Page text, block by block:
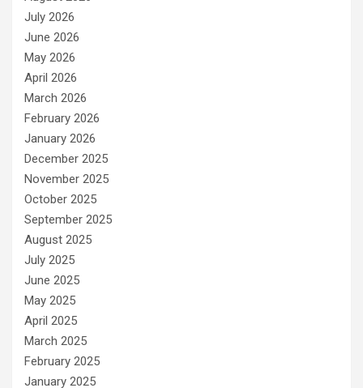
July 2026
June 2026
May 2026
April 2026
March 2026
February 2026
January 2026
December 2025
November 2025
October 2025
September 2025
August 2025
July 2025
June 2025
May 2025
April 2025
March 2025
February 2025
January 2025